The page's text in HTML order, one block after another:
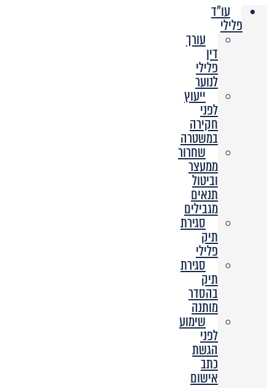
עו"ד
פלילי
עורך
דין
פלילי
לנוער
ייעוץ
לפני
חקירה
במשטרה
שחרור
ממעצר
וביטול
תנאים
מגבילים
סגירת
תיק
פלילי
סגירת
תיק
בהסדר
מותנה
שימוע
לפני
הגשת
כתב
אישום